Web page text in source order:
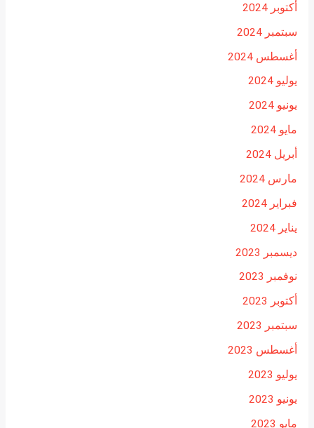
أكتوبر 2024
سبتمبر 2024
أغسطس 2024
يوليو 2024
يونيو 2024
مايو 2024
أبريل 2024
مارس 2024
فبراير 2024
يناير 2024
ديسمبر 2023
نوفمبر 2023
أكتوبر 2023
سبتمبر 2023
أغسطس 2023
يوليو 2023
يونيو 2023
مايو 2023